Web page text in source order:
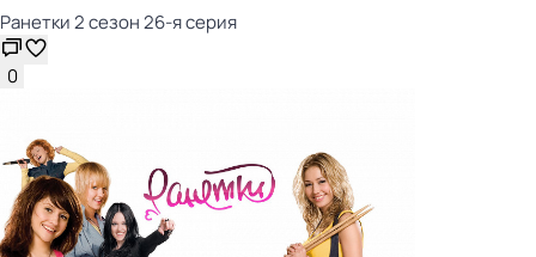
Ранетки 2 сезон 26-я серия
0